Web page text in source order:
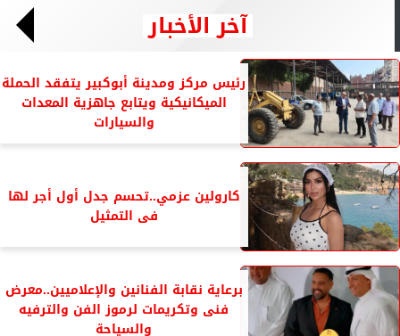
آخر الأخبار
رئيس مركز ومدينة أبوكبير يتفقد الحملة
الميكانيكية ويتابع جاهزية المعدات
والسيارات
كارولين عزمي..تحسم جدل أول أجر لها
فى التمثيل
برعاية نقابة الفنانين والإعلاميين..معرض
فنى وتكريمات لرموز الفن والترفيه
والسياحة